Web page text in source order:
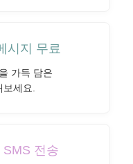
시지 무료
가득 담은
세요.
전송